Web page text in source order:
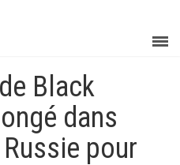
Black
dans
pour